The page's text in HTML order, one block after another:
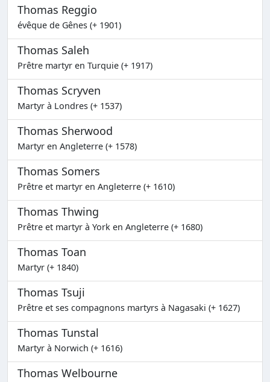
Thomas Reggio
évêque de Gênes (+ 1901)
Thomas Saleh
Prêtre martyr en Turquie (+ 1917)
Thomas Scryven
Martyr à Londres (+ 1537)
Thomas Sherwood
Martyr en Angleterre (+ 1578)
Thomas Somers
Prêtre et martyr en Angleterre (+ 1610)
Thomas Thwing
Prêtre et martyr à York en Angleterre (+ 1680)
Thomas Toan
Martyr (+ 1840)
Thomas Tsuji
Prêtre et ses compagnons martyrs à Nagasaki (+ 1627)
Thomas Tunstal
Martyr à Norwich (+ 1616)
Thomas Welbourne